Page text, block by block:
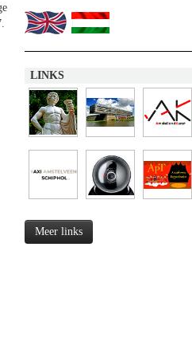
LINKS
Meer links